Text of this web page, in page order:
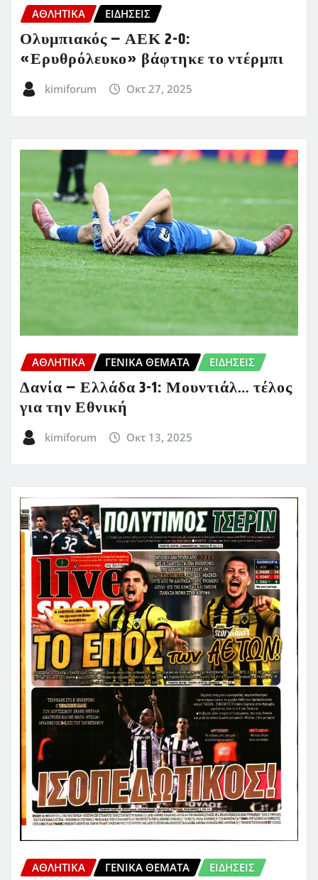
ΑΘΛΗΤΙΚΑ ΕΙΔΗΣΕΙΣ
Ολυμπιακός – ΑΕΚ 2-0:
«Ερυθρόλευκο» βάφτηκε το ντέρμπι
kimiforum Οκτ 27, 2025
ΑΘΛΗΤΙΚΑ ΓΕΝΙΚΑ ΘΕΜΑΤΑ ΕΙΔΗΣΕΙΣ
Δανία – Ελλάδα 3-1: Μουντιάλ… τέλος
για την Εθνική
kimiforum Οκτ 13, 2025
ΑΘΛΗΤΙΚΑ ΓΕΝΙΚΑ ΘΕΜΑΤΑ ΕΙΔΗΣΕΙΣ